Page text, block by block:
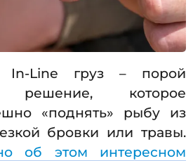
In-Line груз – порой
решение, которое
«поднять» рыбу из
бровки или травы.
об этом интересном